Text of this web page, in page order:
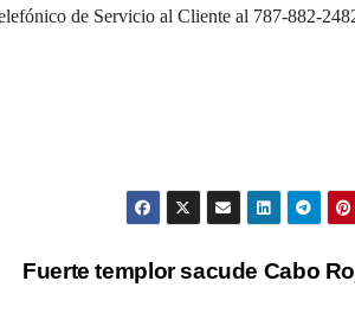
de Servicio al Cliente al 787-882-
Fuerte templor sacude Cabo